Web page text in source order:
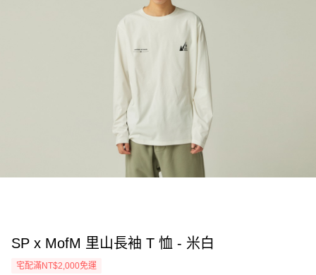
SP x MofM 里山長袖 T 恤 - 米白
宅配滿NT$2,000免運